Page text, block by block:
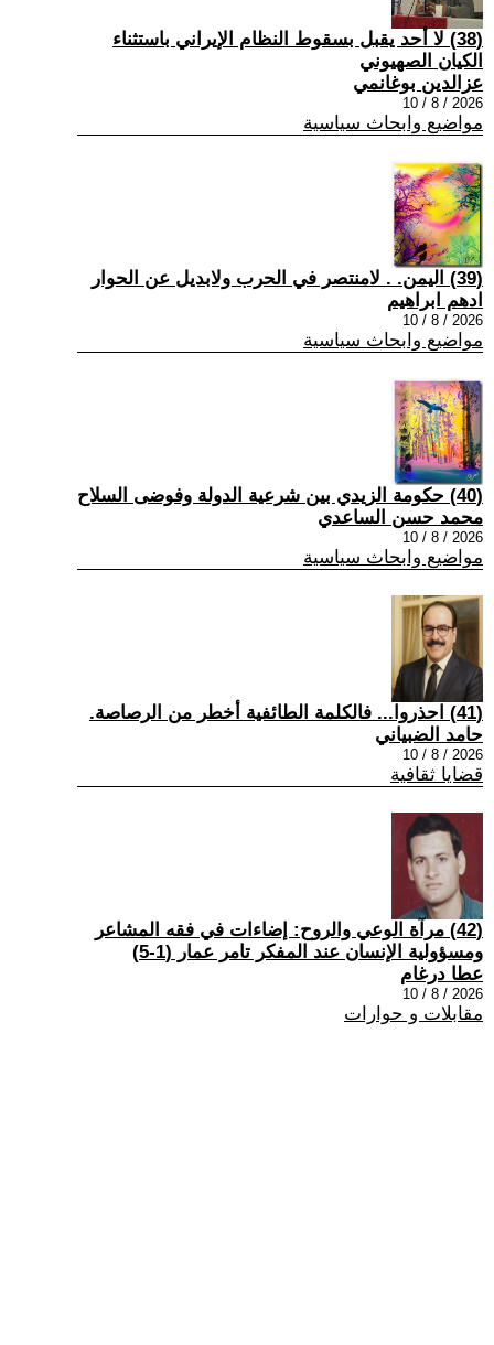
(38) لا أحد يقبل بسقوط النظام الإيراني باستثناء
الكيان الصهيوني
عزالدين بوغانمي
2026 / 8 / 10
مواضيع وابحاث سياسية
(39) اليمن. . لامنتصر في الحرب ولابديل عن الحوار
ادهم ابراهيم
2026 / 8 / 10
مواضيع وابحاث سياسية
(40) حكومة الزيدي بين شرعية الدولة وفوضى السلاح
محمد حسن الساعدي
2026 / 8 / 10
مواضيع وابحاث سياسية
(41) احذروا... فالكلمة الطائفية أخطر من الرصاصة.
حامد الضبياني
2026 / 8 / 10
قضايا ثقافية
(42) مرآة الوعي والروح: إضاءات في فقه المشاعر
ومسؤولية الإنسان عند المفكر تامر عمار (1-5)
عطا درغام
2026 / 8 / 10
مقابلات و حوارات